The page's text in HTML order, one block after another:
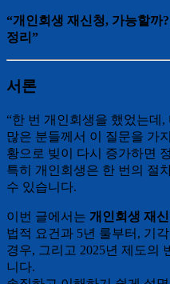
“개인회생 재신청, 가능할까
정리”
서론
“한 번 개인회생을 했었는데
많은 분들께서 이 질문을 가
황으로 빚이 다시 증가하면
특히 개인회생은 한 번의 절
수 있습니다.
이번 글에서는 개인회생 재
법적 요건과 5년 룰부터, 기
경우, 그리고 2025년 제도의
니다.